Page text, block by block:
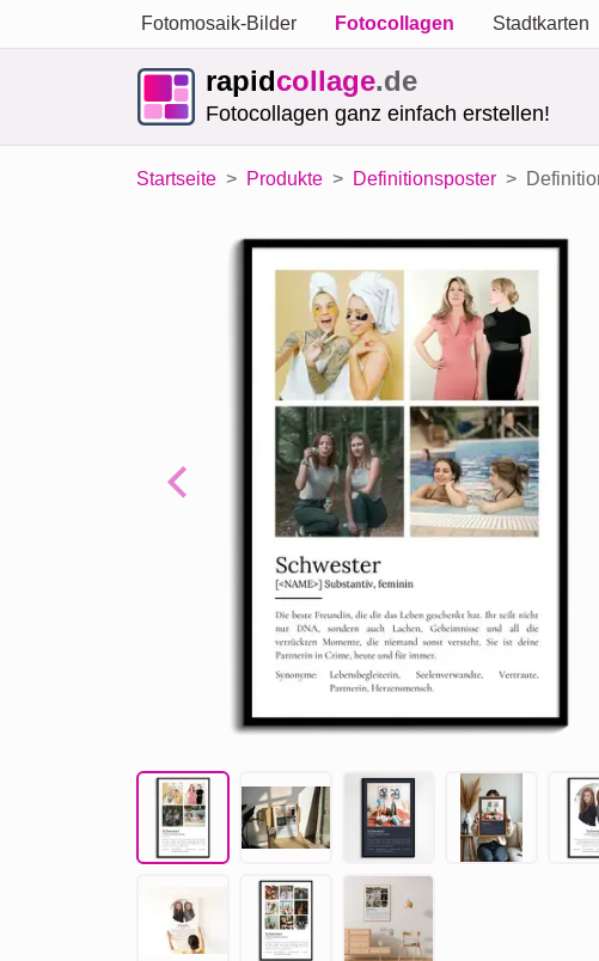
Fotomosaik-Bilder Fotocollagen Stadtkarten
rapidcollage.de
Fotocollagen ganz einfach erstellen!
Startseite Produkte Definitionsposter
Previous